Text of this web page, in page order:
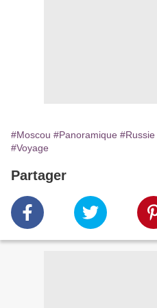
#Moscou #Panoramique #Russie
#Voyage
Partager